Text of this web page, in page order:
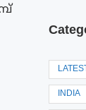
INDIA